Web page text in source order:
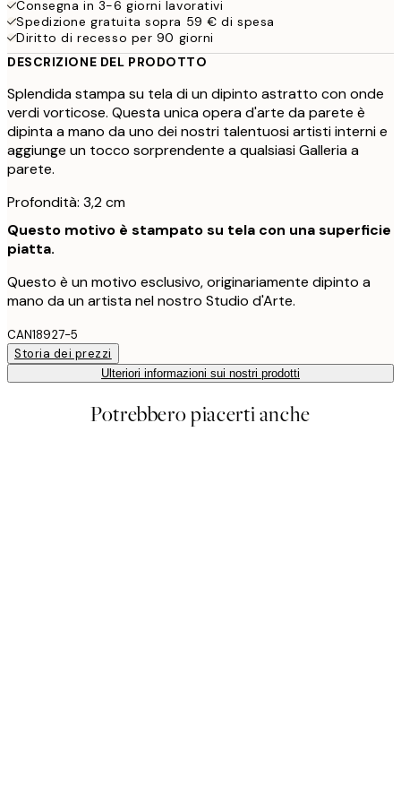
Consegna in 3-6 giorni lavorativi
Spedizione gratuita sopra 59 € di spesa
Diritto di recesso per 90 giorni
DESCRIZIONE DEL PRODOTTO
Splendida stampa su tela di un dipinto astratto con onde
verdi vorticose. Questa unica opera d'arte da parete è
dipinta a mano da uno dei nostri talentuosi artisti interni e
aggiunge un tocco sorprendente a qualsiasi Galleria a
parete.
Profondità: 3,2 cm
Questo motivo è stampato su tela con una superficie
piatta.
Questo è un motivo esclusivo, originariamente dipinto a
mano da un artista nel nostro Studio d'Arte.
CAN18927-5
Storia dei prezzi
Ulteriori informazioni sui nostri prodotti
Potrebbero piacerti anche